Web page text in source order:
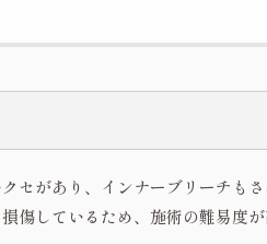
セがあり、インナーブリーチもさ
傷しているため、施術の難易度が